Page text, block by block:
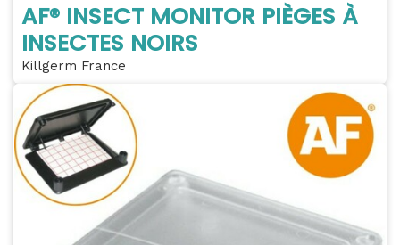
AF® INSECT MONITOR PIÈGES À
INSECTES NOIRS
Killgerm France